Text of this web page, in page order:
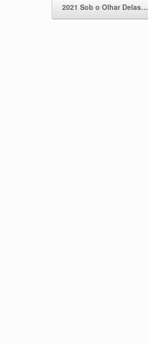
2021 Sob o Olhar Delas…